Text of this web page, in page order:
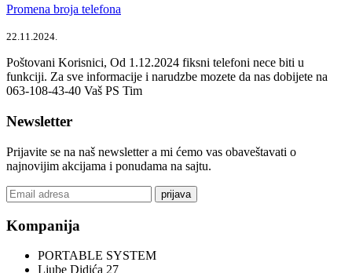
Promena broja telefona
22.11.2024.
Poštovani Korisnici, Od 1.12.2024 fiksni telefoni nece biti u
funkciji. Za sve informacije i narudzbe mozete da nas dobijete na
063-108-43-40 Vaš PS Tim
Newsletter
Prijavite se na naš newsletter a mi ćemo vas obaveštavati o
najnovijim akcijama i ponudama na sajtu.
prijava
Kompanija
PORTABLE SYSTEM
Ljube Didića 27